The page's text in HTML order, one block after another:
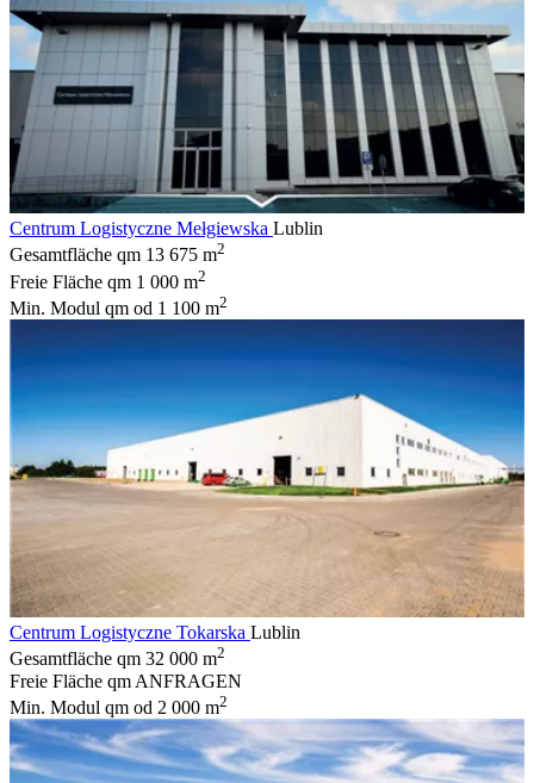
Centrum Logistyczne Mełgiewska Lublin
Gesamtfläche qm 13 675 m2
Freie Fläche qm 1 000 m2
Min. Modul qm od 1 100 m2
Centrum Logistyczne Tokarska Lublin
Gesamtfläche qm 32 000 m2
Freie Fläche qm ANFRAGEN
Min. Modul qm od 2 000 m2